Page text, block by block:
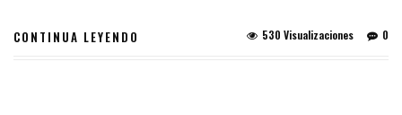
CONTINUA LEYENDO 0
530 Visualizaciones